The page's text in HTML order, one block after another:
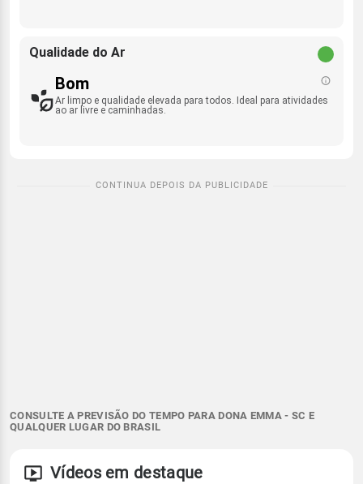
Qualidade do Ar
Bom
Ar limpo e qualidade elevada para todos. Ideal para atividades
ao ar livre e caminhadas.
CONSULTE A PREVISÃO DO TEMPO PARA DONA EMMA - SC E
QUALQUER LUGAR DO BRASIL
Vídeos em destaque